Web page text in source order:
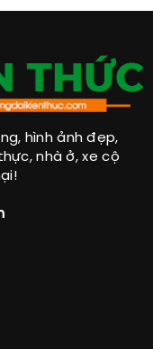
hình ảnh đẹp,
nhà ở, xe cộ